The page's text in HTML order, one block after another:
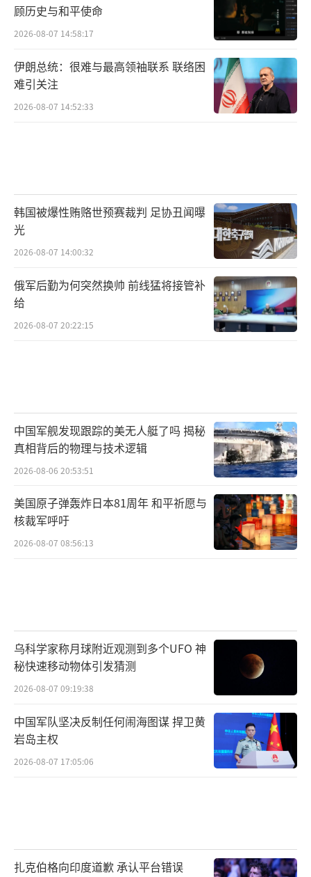
顾历史与和平使命
2026-08-07 14:58:17
伊朗总统：很难与最高领袖联系 联络困
难引关注
2026-08-07 14:52:33
韩国被爆性贿赂世预赛裁判 足协丑闻曝
光
2026-08-07 14:00:32
俄军后勤为何突然换帅 前线猛将接管补
给
2026-08-07 20:22:15
中国军舰发现跟踪的美无人艇了吗 揭秘
真相背后的物理与技术逻辑
2026-08-06 20:53:51
美国原子弹轰炸日本81周年 和平祈愿与
核裁军呼吁
2026-08-07 08:56:13
乌科学家称月球附近观测到多个UFO 神
秘快速移动物体引发猜测
2026-08-07 09:19:38
中国军队坚决反制任何闹海图谋 捍卫黄
岩岛主权
2026-08-07 17:05:06
扎克伯格向印度道歉 承认平台错误